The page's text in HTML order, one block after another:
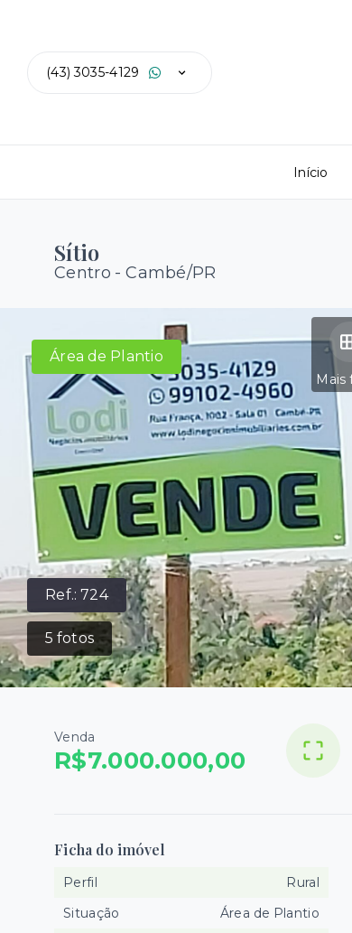
(43) 3035-4129
Início
Sítio
Centro - Cambé/PR
Ref.:724
5 fotos
Mais
Área de Plantio
Venda
R$7.000.000,00
Ficha do imóvel
Perfil
Rural
Situação
Área de Plantio